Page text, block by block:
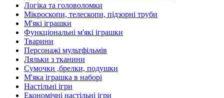
Логіка та головоломки
Мікроскопи, телескопи, підзорні труби
М'які іграшки
Функціональні м'які іграшки
Тварини
Персонажі мультфільмів
Ляльки з тканини
Сумочки ,брелки, подушки
М'яка іграшка в наборі
Настільні ігри
Економічні настільні ігри